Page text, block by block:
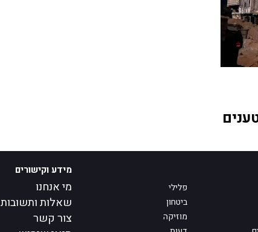
פלילי
ביטחון
מוזיקה
מידע וקישורים
מי אנחנו
שאלות ותשובות
צור קשר